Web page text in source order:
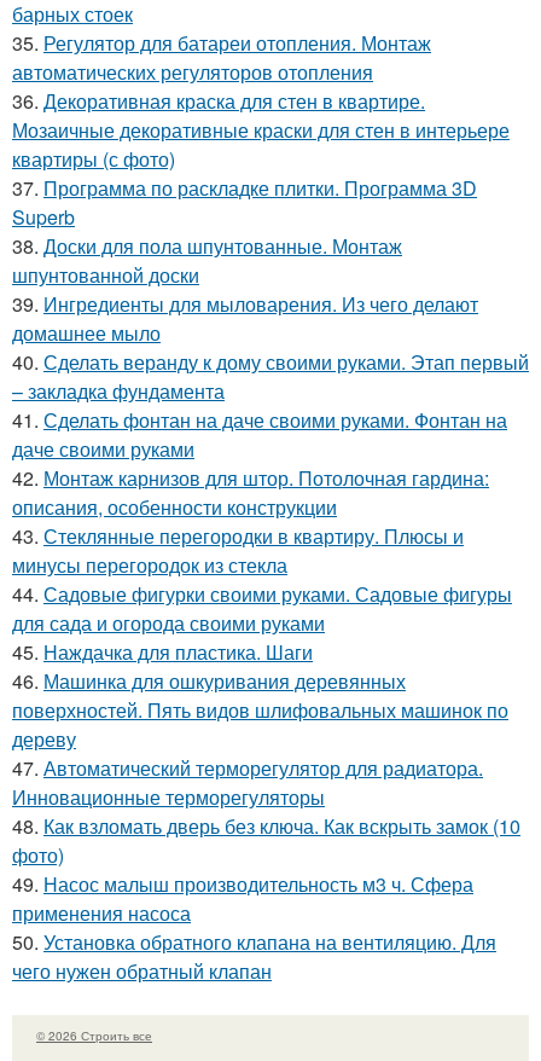
барных стоек
35. Регулятор для батареи отопления. Монтаж
автоматических регуляторов отопления
36. Декоративная краска для стен в квартире.
Мозаичные декоративные краски для стен в интерьере
квартиры (с фото)
37. Программа по раскладке плитки. Программа 3D
Superb
38. Доски для пола шпунтованные. Монтаж
шпунтованной доски
39. Ингредиенты для мыловарения. Из чего делают
домашнее мыло
40. Сделать веранду к дому своими руками. Этап первый
– закладка фундамента
41. Сделать фонтан на даче своими руками. Фонтан на
даче своими руками
42. Монтаж карнизов для штор. Потолочная гардина:
описания, особенности конструкции
43. Стеклянные перегородки в квартиру. Плюсы и
минусы перегородок из стекла
44. Садовые фигурки своими руками. Садовые фигуры
для сада и огорода своими руками
45. Наждачка для пластика. Шаги
46. Машинка для ошкуривания деревянных
поверхностей. Пять видов шлифовальных машинок по
дереву
47. Автоматический терморегулятор для радиатора.
Инновационные терморегуляторы
48. Как взломать дверь без ключа. Как вскрыть замок (10
фото)
49. Насос малыш производительность м3 ч. Сфера
применения насоса
50. Установка обратного клапана на вентиляцию. Для
чего нужен обратный клапан
© 2026 Строить все